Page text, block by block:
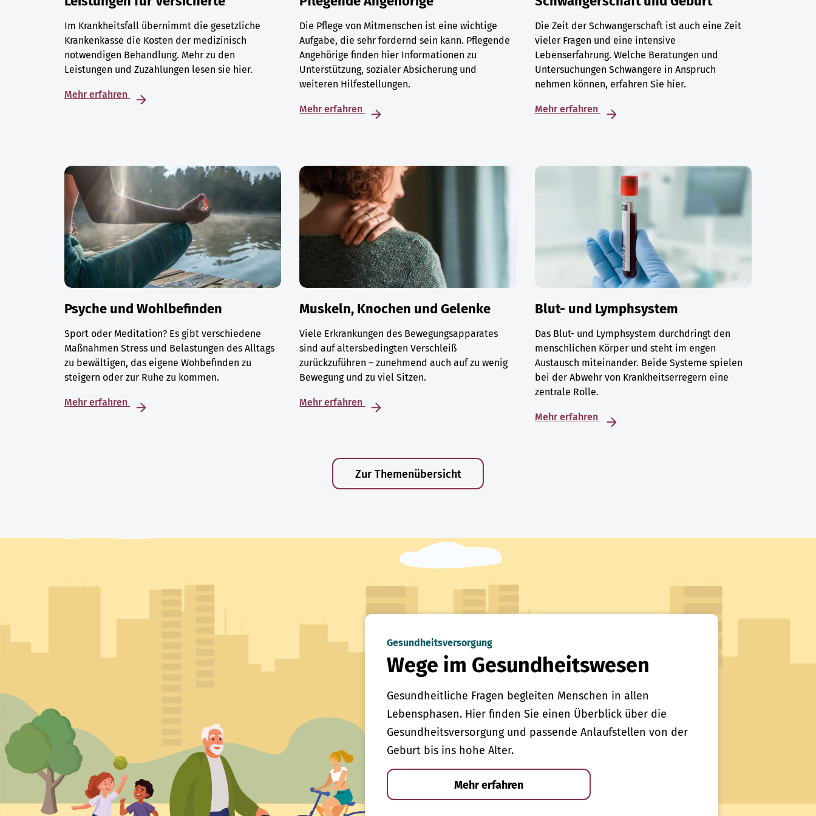
Im Krankheitsfall übernimmt die gesetzliche
Krankenkasse die Kosten der medizinisch
notwendigen Behandlung. Mehr zu den
Leistungen und Zuzahlungen lesen sie hier.
Mehr erfahren
Die Pflege von Mitmenschen ist eine wichtige
Aufgabe, die sehr fordernd sein kann. Pflegende
Angehörige finden hier Informationen zu
Unterstützung, sozialer Absicherung und
weiteren Hilfestellungen.
Mehr erfahren
Die Zeit der Schwangerschaft ist auch eine Zeit
vieler Fragen und eine intensive
Lebenserfahrung. Welche Beratungen und
Untersuchungen Schwangere in Anspruch
nehmen können, erfahren Sie hier.
Mehr erfahren
Psyche und Wohlbefinden
Sport oder Meditation? Es gibt verschiedene
Maßnahmen Stress und Belastungen des Alltags
zu bewältigen, das eigene Wohbefinden zu
steigern oder zur Ruhe zu kommen.
Mehr erfahren
Muskeln, Knochen und Gelenke
Viele Erkrankungen des Bewegungsapparates
sind auf altersbedingten Verschleiß
zurückzuführen – zunehmend auch auf zu wenig
Bewegung und zu viel Sitzen.
Mehr erfahren
Blut- und Lymphsystem
Das Blut- und Lymphsystem durchdringt den
menschlichen Körper und steht im engen
Austausch miteinander. Beide Systeme spielen
bei der Abwehr von Krankheitserregern eine
zentrale Rolle.
Mehr erfahren
Zur Themenübersicht
Gesundheitsversorgung
Wege im Gesundheitswesen
Gesundheitliche Fragen begleiten Menschen in allen
Lebensphasen. Hier finden Sie einen Überblick über die
Gesundheitsversorgung und passende Anlaufstellen von der
Geburt bis ins hohe Alter.
Mehr erfahren